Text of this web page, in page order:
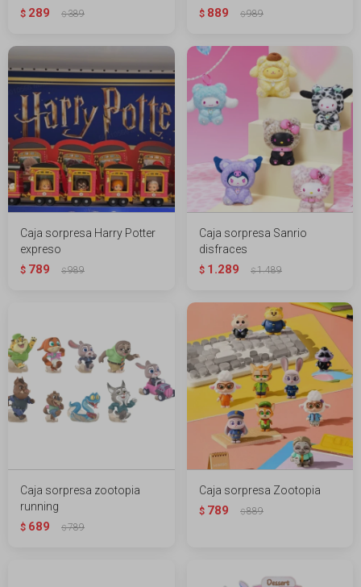
$ 289 $389 $ 889 $989
Caja sorpresa Harry Potter
expreso
$ 789 $989
Caja sorpresa Sanrio
disfraces
$ 1.289 $1.489
Caja sorpresa zootopia
running
$ 689 $789
Caja sorpresa Zootopia
$ 789 $889